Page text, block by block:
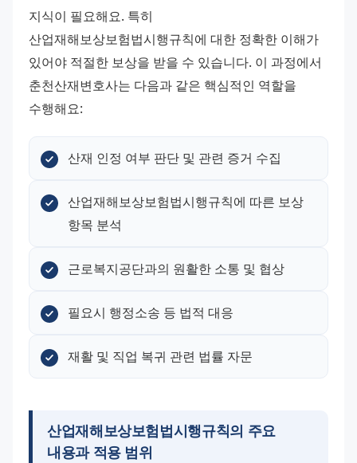
지식이 필요해요. 특히
산업재해보상보험법시행규칙에 대한 정확한 이해가
있어야 적절한 보상을 받을 수 있습니다. 이 과정에서
춘천산재변호사는 다음과 같은 핵심적인 역할을
수행해요:
산재 인정 여부 판단 및 관련 증거 수집
산업재해보상보험법시행규칙에 따른 보상
항목 분석
근로복지공단과의 원활한 소통 및 협상
필요시 행정소송 등 법적 대응
재활 및 직업 복귀 관련 법률 자문
산업재해보상보험법시행규칙의 주요
내용과 적용 범위